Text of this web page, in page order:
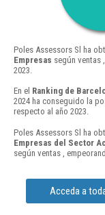
Poles Assessors Sl ha
Empresas según ventas
2023.
En el Ranking de
2024 ha conseguido la
respecto al año 2023.
Poles Assessors Sl ha
Empresas del Sector
según ventas ,
Acceda a